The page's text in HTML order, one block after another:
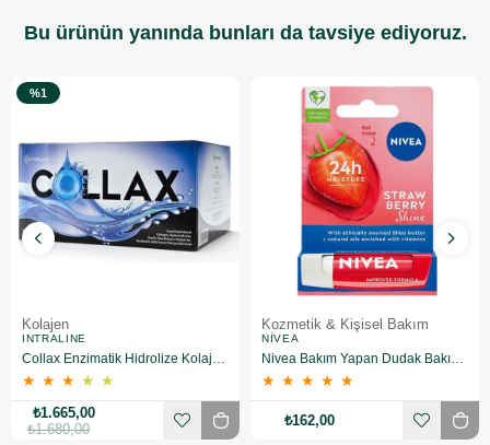
Bu ürünün yanında bunları da tavsiye ediyoruz.
Kolajen
INTRALINE
Collax Enzimatik Hidrolize Kolajen 30 Flakon
★ ★ ★ ★ ★
%1
₺1.665,00
₺1.680,00
Kozmetik & Kişisel Bakım
NIVEA
Nivea Bakım Yapan Dudak Bakım Kremi Straw Berry 4,8 gr
★ ★ ★ ★ ★
₺162,00